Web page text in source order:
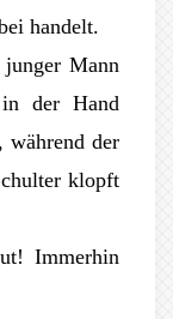
handelt.
Mann
der Hand
während der
klopft
Immerhin